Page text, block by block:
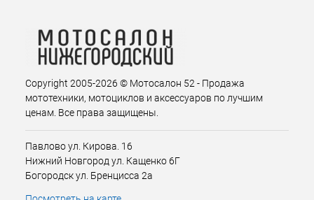
Copyright 2005-2026 © Мотосалон 52 - Продажа
мототехники, мотоциклов и аксессуаров по лучшим
ценам. Все права защищены.
Павлово ул. Кирова. 16
Нижний Новгород ул. Кащенко 6Г
Богородск ул. Бренцисса 2а